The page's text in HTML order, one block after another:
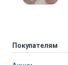
Покупателям